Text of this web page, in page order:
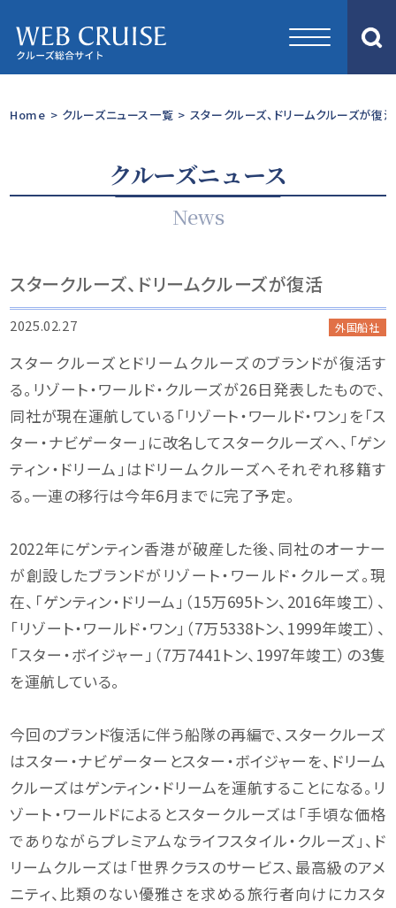
Home > クルーズニュース一覧 > スタークルーズ、ドリームクルーズが復活
クルーズニュース
News
スタークルーズ、ドリームクルーズが復活
2025.02.27 外国船社
スタークルーズとドリームクルーズのブランドが復活す
る。リゾート・ワールド・クルーズが26日発表したもので、
同社が現在運航している「リゾート・ワールド・ワン」を「ス
ター・ナビゲーター」に改名してスタークルーズへ、「ゲン
ティン・ドリーム」はドリームクルーズへそれぞれ移籍す
る。一連の移行は今年6月までに完了予定。
2022年にゲンティン香港が破産した後、同社のオーナー
が創設したブランドがリゾート・ワールド・クルーズ。現
在、「ゲンティン・ドリーム」（15万695トン、2016年竣工）、
「リゾート・ワールド・ワン」（7万5338トン、1999年竣工）、
「スター・ボイジャー」（7万7441トン、1997年竣工）の3隻
を運航している。
今回のブランド復活に伴う船隊の再編で、スタークルーズ
はスター・ナビゲーターとスター・ボイジャーを、ドリーム
クルーズはゲンティン・ドリームを運航することになる。リ
ゾート・ワールドによるとスタークルーズは「手頃な価格
でありながらプレミアムなライフスタイル・クルーズ」、ド
リームクルーズは「世界クラスのサービス、最高級のアメ
ニティ、比類のない優雅さを求める旅行者向けにカスタ